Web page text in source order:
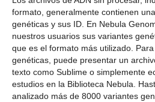
formato, generalmente contienen
genéticas y sus ID. En Nebula
nuestros usuarios sus variantes
que es el formato más utilizado.
genéticas, puede presentar un
texto como Sublime o simplemente
estudios en la Biblioteca Nebula.
analizado más de 8000 variantes